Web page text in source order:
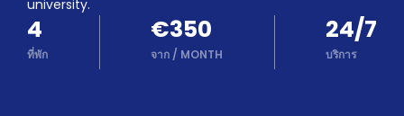
Partner
Help
and
Phone
university.
4
ที่พัก
€350
จาก / MONTH
24/7
บริการ